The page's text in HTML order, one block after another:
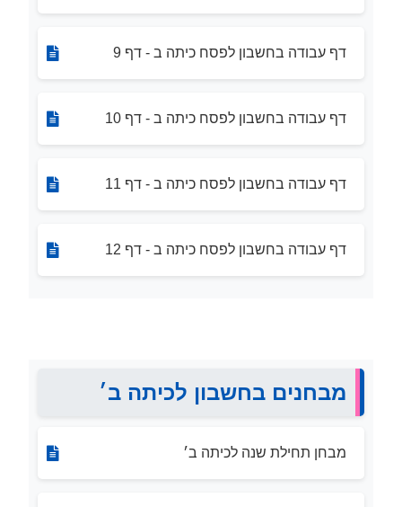
דף עבודה בחשבון לפסח כיתה ב - דף 9
דף עבודה בחשבון לפסח כיתה ב - דף 10
דף עבודה בחשבון לפסח כיתה ב - דף 11
דף עבודה בחשבון לפסח כיתה ב - דף 12
מבחנים בחשבון לכיתה ב׳
מבחן תחילת שנה לכיתה ב׳